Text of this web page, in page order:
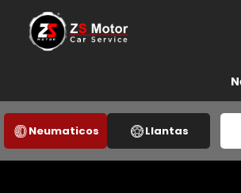
Neumaticos Llantas